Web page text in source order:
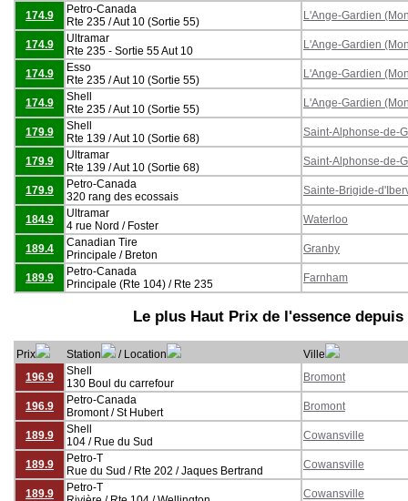
174.9
Petro-Canada
Rte 235 / Aut 10 (Sortie 55)
L'Ange-Gardien
174.9
Ultramar
Rte 235 - Sortie 55 Aut 10
L'Ange-Gardien
174.9
Esso
Rte 235 / Aut 10 (Sortie 55)
L'Ange-Gardien
174.9
Shell
Rte 235 / Aut 10 (Sortie 55)
L'Ange-Gardien
179.9
Shell
Rte 139 / Aut 10 (Sortie 68)
Saint-Alphonse-de-
179.9
Ultramar
Rte 139 / Aut 10 (Sortie 68)
Saint-Alphonse-de-
179.9
Petro-Canada
320 rang des ecossais
Sainte-Brigide-
184.9
Ultramar
4 rue Nord / Foster
Waterloo
189.4
Canadian Tire
Principale / Breton
Granby
189.9
Petro-Canada
Principale (Rte 104) / Rte 235
Farnham
Le plus Haut Prix de l'essence depuis
Prix Station / Location
Ville
196.9
Shell
130 Boul du carrefour
Bromont
196.9
Petro-Canada
Bromont / St Hubert
Bromont
189.9
Shell
104 / Rue du Sud
Cowansville
189.9
Petro-T
Rue du Sud / Rte 202 / Jaques Bertrand
Cowansville
189.9
Petro-T
Cowansville